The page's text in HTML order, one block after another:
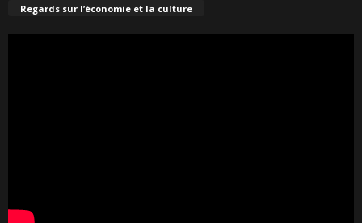
Regards sur l’économie et la culture